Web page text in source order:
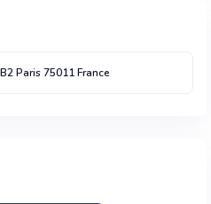
Paris75011France